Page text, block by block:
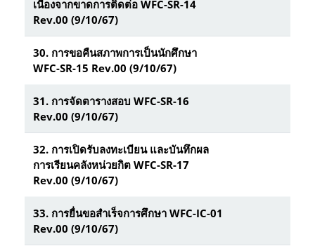
เนื่องจากขาดการติดต่อ WFC-SR-14
Rev.00 (9/10/67)
30. การขอคืนสภาพการเป็นนักศึกษา
WFC-SR-15 Rev.00 (9/10/67)
31. การจัดตารางสอบ WFC-SR-16
Rev.00 (9/10/67)
32. การเปิดรับลงทะเบียน และบันทึกผล
การเรียนคลังหน่วยกิต WFC-SR-17
Rev.00 (9/10/67)
33. การยื่นขอสำเร็จการศึกษา WFC-IC-01
Rev.00 (9/10/67)